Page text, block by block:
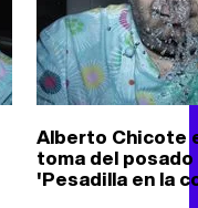
Alberto Chicote
toma del
'Pesadilla en la